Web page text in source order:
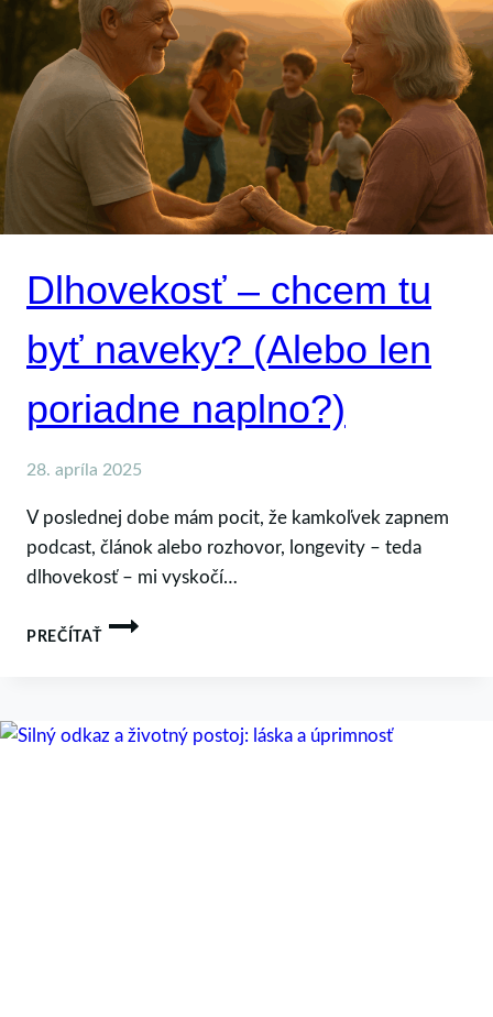
Dlhovekosť – chcem tu
byť naveky? (Alebo len
poriadne naplno?)
28. apríla 2025
V poslednej dobe mám pocit, že kamkoľvek zapnem
podcast, článok alebo rozhovor, longevity – teda
dlhovekosť – mi vyskočí…
PREČÍTAŤ
DLHOVEKOSŤ
NAVEKY?